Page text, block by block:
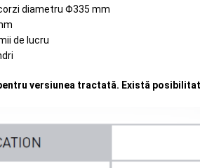
diametru Φ335 mm
de lucru
versiunea tractată. Există